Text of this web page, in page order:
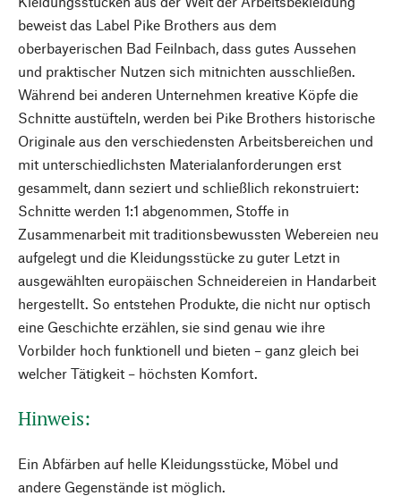
beweist das Label Pike Brothers aus dem
oberbayerischen Bad Feilnbach, dass gutes Aussehen
und praktischer Nutzen sich mitnichten ausschließen.
Während bei anderen Unternehmen kreative Köpfe die
Schnitte austüfteln, werden bei Pike Brothers historische
Originale aus den verschiedensten Arbeitsbereichen und
mit unterschiedlichsten Materialanforderungen erst
gesammelt, dann seziert und schließlich rekonstruiert:
Schnitte werden 1:1 abgenommen, Stoffe in
Zusammenarbeit mit traditionsbewussten Webereien neu
aufgelegt und die Kleidungsstücke zu guter Letzt in
ausgewählten europäischen Schneidereien in Handarbeit
hergestellt. So entstehen Produkte, die nicht nur optisch
eine Geschichte erzählen, sie sind genau wie ihre
Vorbilder hoch funktionell und bieten – ganz gleich bei
welcher Tätigkeit – höchsten Komfort.
Hinweis:
Ein Abfärben auf helle Kleidungsstücke, Möbel und
andere Gegenstände ist möglich.